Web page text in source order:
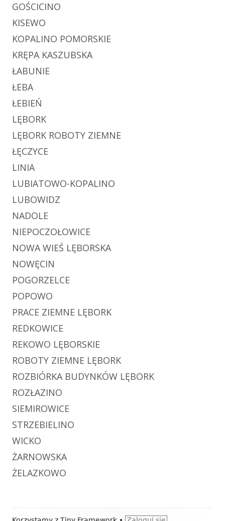
GOŚCICINO
KISEWO
KOPALINO POMORSKIE
KRĘPA KASZUBSKA
ŁABUNIE
ŁEBA
ŁEBIEŃ
LĘBORK
LĘBORK ROBOTY ZIEMNE
ŁĘCZYCE
LINIA
LUBIATOWO-KOPALINO
LUBOWIDZ
NADOLE
NIEPOCZOŁOWICE
NOWA WIEŚ LĘBORSKA
NOWĘCIN
POGORZELCE
POPOWO
PRACE ZIEMNE LĘBORK
REDKOWICE
REKOWO LĘBORSKIE
ROBOTY ZIEMNE LĘBORK
ROZBIÓRKA BUDYNKÓW LĘBORK
ROZŁAZINO
SIEMIROWICE
STRZEBIELINO
WICKO
ŻARNOWSKA
ŻELAZKOWO
Zawartość